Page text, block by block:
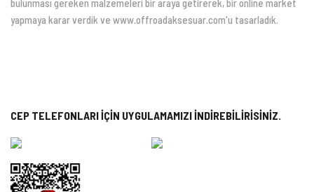
yapmaya karar verdik ve www.offroadaksesuar.com'u tasarladık.
CEP TELEFONLARI İÇİN UYGULAMAMIZI İNDİREBİLİRİSİNİZ.